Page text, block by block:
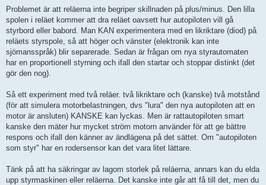
Problemet är att reläerna inte begriper skillnaden på plus/minus. Den lilla
spolen i reläet kommer att dra reläet oavsett hur autopiloten vill gå
styrbord eller babord. Man KAN experimentera med en likriktare (diod) på
reläets styrspole, så att höger och vänster (elektronik kan inte
sjömansspråk) blir separerade. Sedan är frågan om nya styrautomaten
har en proportionell styrning och ifall den startar och stoppar distinkt (det
gör den nog).
Så ett experiment med två reläer. två likriktare och (kanske) två motstånd
(för att simulera motorbelastningen, dvs "lura" den nya autopiloten att en
motor är ansluten) KANSKE kan lyckas. Men är rattautopiloten smart
kanske den mäter hur mycket ström motorn använder för att ge bättre
respons och ifall den känner av ändlägena på det sättet. Om "autopiloten
som styr" har en rodersensor kan det vara litet lättare.
Tänk på att ha säkringar av lagom storlek på reläerna, annars kan du elda
upp styrmaskinen eller reläerna. Det kanske inte går att få till det, men du